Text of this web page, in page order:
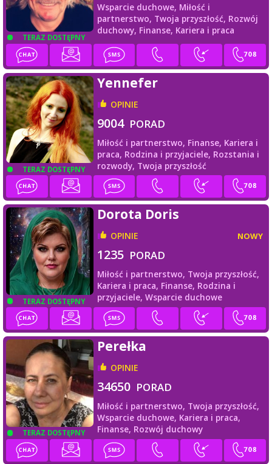
TERAZ DOSTĘPNY
Wsparcie duchowe, Miłość i
partnerstwo, Twoja przyszłość, Rozwój
duchowy, Finanse, Kariera i praca
TERAZ DOSTĘPNY
Yennefer
OPINIE
9004 PORAD
Miłość i partnerstwo, Finanse, Kariera i
praca, Rodzina i przyjaciele, Rozstania i
rozwody, Twoja przyszłość
TERAZ DOSTĘPNY
Dorota Doris
OPINIE NOWY
1235 PORAD
Miłość i partnerstwo, Twoja przyszłość,
Kariera i praca, Finanse, Rodzina i
przyjaciele, Wsparcie duchowe
TERAZ DOSTĘPNY
Perełka
OPINIE
34650 PORAD
Miłość i partnerstwo, Twoja przyszłość,
Wsparcie duchowe, Kariera i praca,
Finanse, Rozwój duchowy